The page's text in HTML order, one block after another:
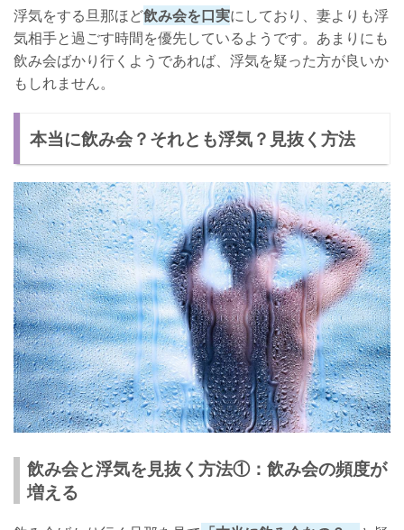
浮気をする旦那ほど飲み会を口実にしており、妻よりも浮
気相手と過ごす時間を優先しているようです。あまりにも
飲み会ばかり行くようであれば、浮気を疑った方が良いか
もしれません。
本当に飲み会？それとも浮気？見抜く方法
飲み会と浮気を見抜く方法①：飲み会の頻度が
増える